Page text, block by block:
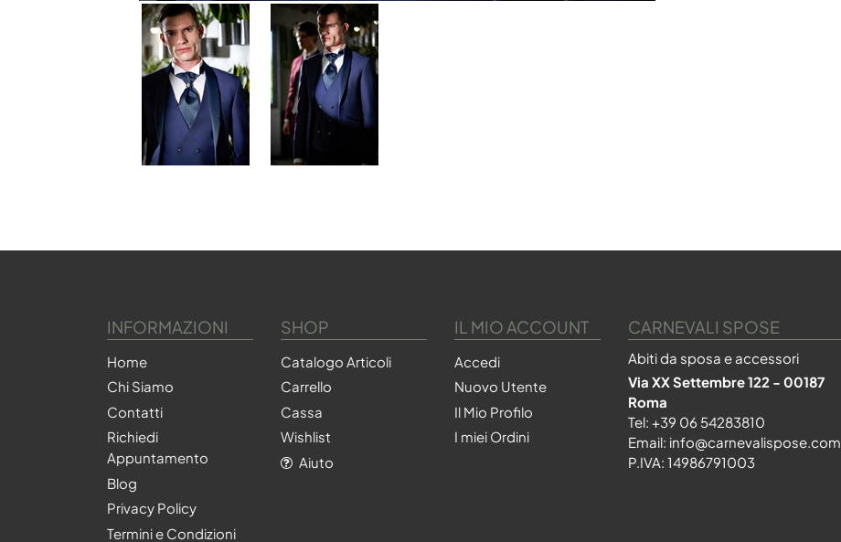
INFORMAZIONI
Home
Chi Siamo
Contatti
Richiedi
Appuntamento
Blog
Privacy Policy
Termini e Condizioni
SHOP
Catalogo Articoli
Carrello
Cassa
Wishlist
Aiuto
IL MIO ACCOUNT
Accedi
Nuovo Utente
Il Mio Profilo
I miei Ordini
CARNEVALI SPOSE
Abiti da sposa e accessori
Via XX Settembre 122 - 00187
Roma
Tel: +39 06 54283810
Email: info@carnevalispose.com
P.IVA: 14986791003